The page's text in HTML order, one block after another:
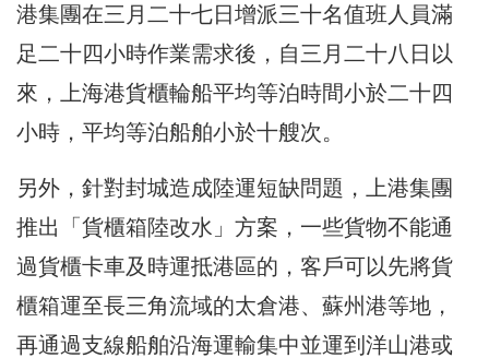
港集團在三月二十七日增派三十名值班人員滿
足二十四小時作業需求後，自三月二十八日以
來，上海港貨櫃輪船平均等泊時間小於二十四
小時，平均等泊船舶小於十艘次。
另外，針對封城造成陸運短缺問題，上港集團
推出「貨櫃箱陸改水」方案，一些貨物不能通
過貨櫃卡車及時運抵港區的，客戶可以先將貨
櫃箱運至長三角流域的太倉港、蘇州港等地，
再通過支線船舶沿海運輸集中並運到洋山港或